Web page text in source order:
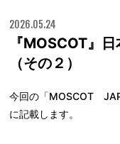
2026.05.24
『MOSCOT』
（その２）
今回の「MOSCOT
に記載します。